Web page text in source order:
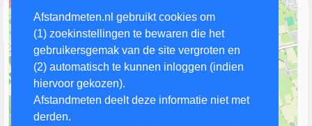
Afstandmeten.nl gebruikt cookies om
(1) zoekinstellingen te bewaren die het
gebruikersgemak van de site vergroten en
(2) automatisch te kunnen inloggen (indien
hiervoor gekozen).
Afstandmeten deelt deze informatie niet met
derden.